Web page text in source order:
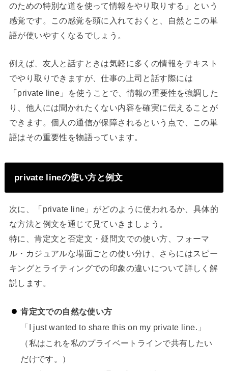
のための特別な道を使って情報をやり取りする」という
感覚です。この感覚を頭に入れておくと、自然とこの単
語が使いやすくなるでしょう。
例えば、友人と話すときは気軽に多くの情報をテキスト
でやり取りできますが、仕事の上司と話す際には
「private line」を使うことで、情報の重要性を強調した
り、他人には聞かれたくない内容を確実に伝えることが
できます。個人の通信が保障されるという点で、この単
語はその重要性を物語っています。
private lineの使い方と例文
次に、「private line」がどのように使われるか、具体的
な方法と例文を通じて見ていきましょう。
特に、肯定文と否定文・疑問文での使い方、フォーマ
ル・カジュアルな場面ごとの使い分け、さらにはスピー
キングとライティングでの印象の違いについて詳しく解
説します。
肯定文での自然な使い方
「I just wanted to share this on my private line.」
（私はこれを私のプライベートラインで共有したい
だけです。）